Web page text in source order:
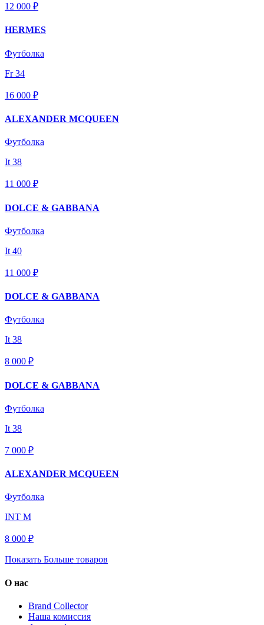
12 000 ₽
HERMES
Футболка
Fr 34
16 000 ₽
ALEXANDER MCQUEEN
Футболка
It 38
11 000 ₽
DOLCE & GABBANA
Футболка
It 40
11 000 ₽
DOLCE & GABBANA
Футболка
It 38
8 000 ₽
DOLCE & GABBANA
Футболка
It 38
7 000 ₽
ALEXANDER MCQUEEN
Футболка
INT M
8 000 ₽
Показать Больше товаров
О нас
Brand Collector
Наша комиссия